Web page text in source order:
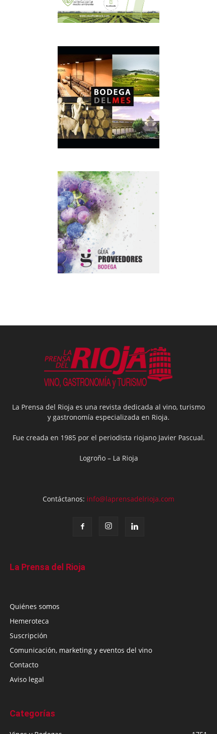
La Prensa del Rioja es una revista dedicada al vino, turismo
y gastronomía especializada en Rioja.
Fue creada en 1985 por el periodista riojano Javier Pascual.
Logroño – La Rioja
Contáctanos: info@laprensadelrioja.com
La Prensa del Rioja
Quiénes somos
Hemeroteca
Suscripción
Comunicación, marketing y eventos del vino
Contacto
Aviso legal
Categorías